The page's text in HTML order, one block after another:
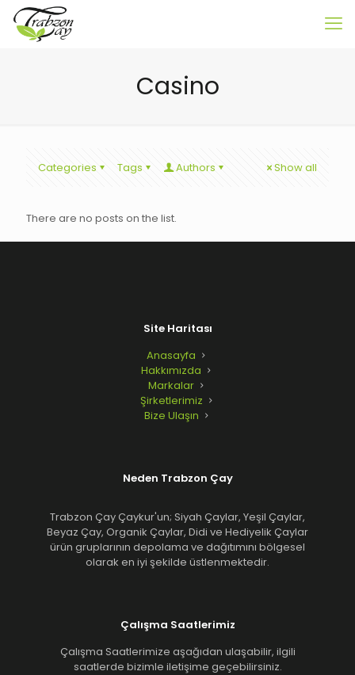
Casino
Categories Tags Authors Show all
There are no posts on the list.
Site Haritası
Anasayfa
Hakkımızda
Markalar
Şirketlerimiz
Bize Ulaşın
Neden Trabzon Çay
Trabzon Çay Çaykur'un; Siyah Çaylar, Yeşil Çaylar,
Beyaz Çay, Organik Çaylar, Didi ve Hediyelik Çaylar
ürün gruplarının depolama ve dağıtımını bölgesel
olarak en iyi şekilde üstlenmektedir.
Çalışma Saatlerimiz
Çalışma Saatlerimize aşağıdan ulaşabilir, ilgili
saatlerde bizimle iletişime geçebilirsiniz.